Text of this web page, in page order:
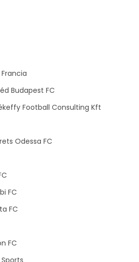
Budapest FC
Football Consulting Kft
Odessa FC
FC
FC
FC